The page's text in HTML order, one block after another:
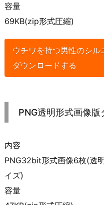
容量
69KB(zip形式圧縮)
ウチワを持つ男性のシ
ダウンロードする
PNG透明形式画像版
内容
PNG32bit形式画像6枚(透
イズ)
容量